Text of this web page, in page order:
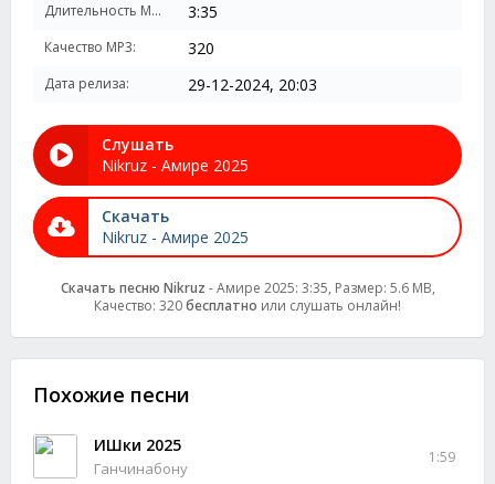
Длительность MP3: 3:35
Качество MP3: 320
Дата релиза: 29-12-2024, 20:03
Слушать
Nikruz - Амире 2025
Скачать
Nikruz - Амире 2025
Скачать песню Nikruz - Амире 2025: 3:35, Размер: 5.6 MB,
Качество: 320бесплатно или слушать онлайн!
Похожие песни
ИШки 2025
Ганчинабону
1:59